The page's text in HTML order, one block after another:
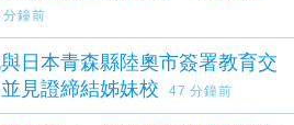
鐘前
日本青森縣陸奧市簽署教育交
見證締結姊妹校
47 分鐘前